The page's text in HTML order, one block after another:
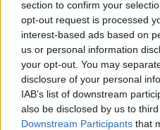
section to confirm your
opt-out request is processed
interest-based ads based on
us or personal information
your opt-out. You may
disclosure of your personal
IAB’s list of downstream
also be disclosed by us to
Downstream Participants that
épületet.Felsietett a
hajította a lábbelit.
Másnap reggelúgy döntött,
strandolni mennek, ő
tornacipőben és megpróbál
kapualjat, erkélyt